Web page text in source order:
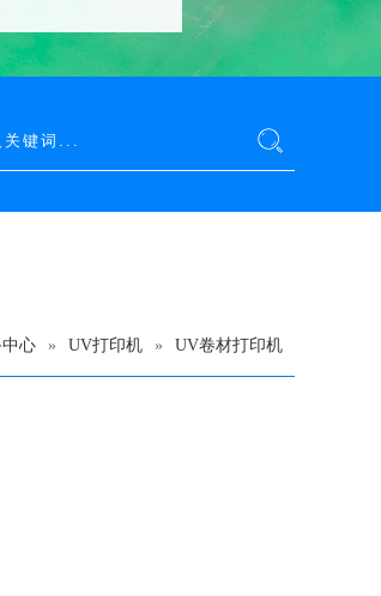
心 » UV打印机 » UV卷材打印机